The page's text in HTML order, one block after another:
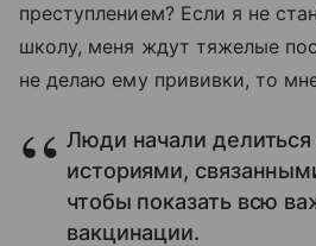
преступлением? Если я не
школу, меня ждут тяжелые
не делаю ему прививки, то
Люди начали
историями,
чтобы показать всю
вакцинации.